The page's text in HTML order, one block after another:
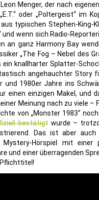
Menger, der nach
„E.T.“ oder „Poltergeist“ im
typischen Stephen-King-
und wenn sich Radio-
an ganz Harmony Bay
„The Fog – Nebel des
ein knallharter Splatter-
angehauchter Story
und 1980er Jahre ins
einen einzigen Makel, und
Meinung nach zu viele
von „Monster 1983“
bestätigtwurde –
Das ist aber
Mystery-Hörspiel mit einer
und einer überragenden